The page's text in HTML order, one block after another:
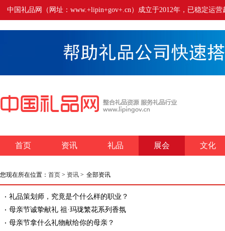
中国礼品网（网址：www.+lipin+gov+.cn）成立于2012年，已稳定运
首页 资讯 礼品 展会 文化
您现在所在位置： 首页 > 资讯 > 全部资讯
礼品策划师，究竟是个什么样的职业？
母亲节诚挚献礼 祖·玛珑繁花系列香氛
母亲节拿什么礼物献给你的母亲？